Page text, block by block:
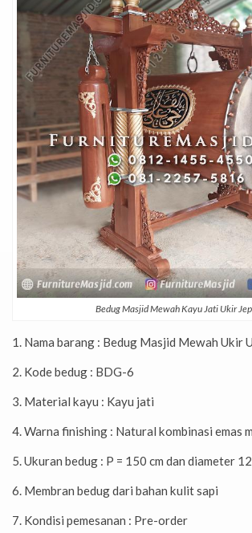
Bedug Masjid Mewah Kayu Jati Ukir
1. Nama barang : Bedug Masjid Mewah Ukir
2. Kode bedug : BDG-6
3. Material kayu : Kayu jati
4. Warna finishing : Natural kombinasi emas
5. Ukuran bedug : P = 150 cm dan diameter
6. Membran bedug dari bahan kulit sapi
7. Kondisi pemesanan : Pre-order